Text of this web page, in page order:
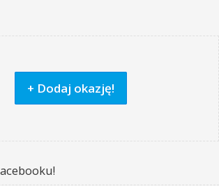
+ Dodaj okazję!